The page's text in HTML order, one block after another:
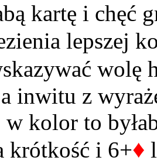
kartę i chęć
lepszej
wolę
inwitu z
w kolor to
krótkość i 6+♦